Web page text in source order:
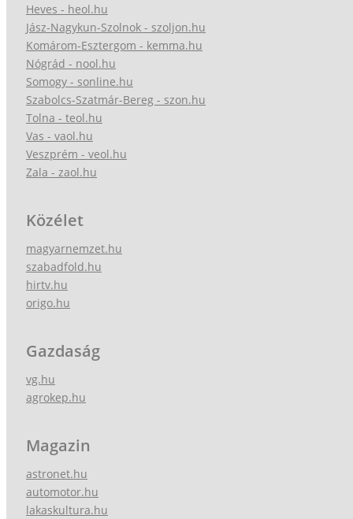
Heves - heol.hu
Jász-Nagykun-Szolnok - szoljon.hu
Komárom-Esztergom - kemma.hu
Nógrád - nool.hu
Somogy - sonline.hu
Szabolcs-Szatmár-Bereg - szon.hu
Tolna - teol.hu
Vas - vaol.hu
Veszprém - veol.hu
Zala - zaol.hu
Közélet
magyarnemzet.hu
szabadfold.hu
hirtv.hu
origo.hu
Gazdaság
vg.hu
agrokep.hu
Magazin
astronet.hu
automotor.hu
lakaskultura.hu